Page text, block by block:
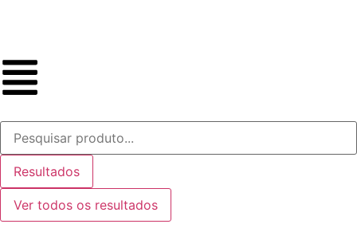
Resultados
Ver todos os resultados